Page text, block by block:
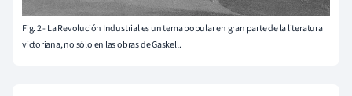
Fig. 2 - La Revolución Industrial es un tema popular en gran parte de la literatura
victoriana, no sólo en las obras de Gaskell.